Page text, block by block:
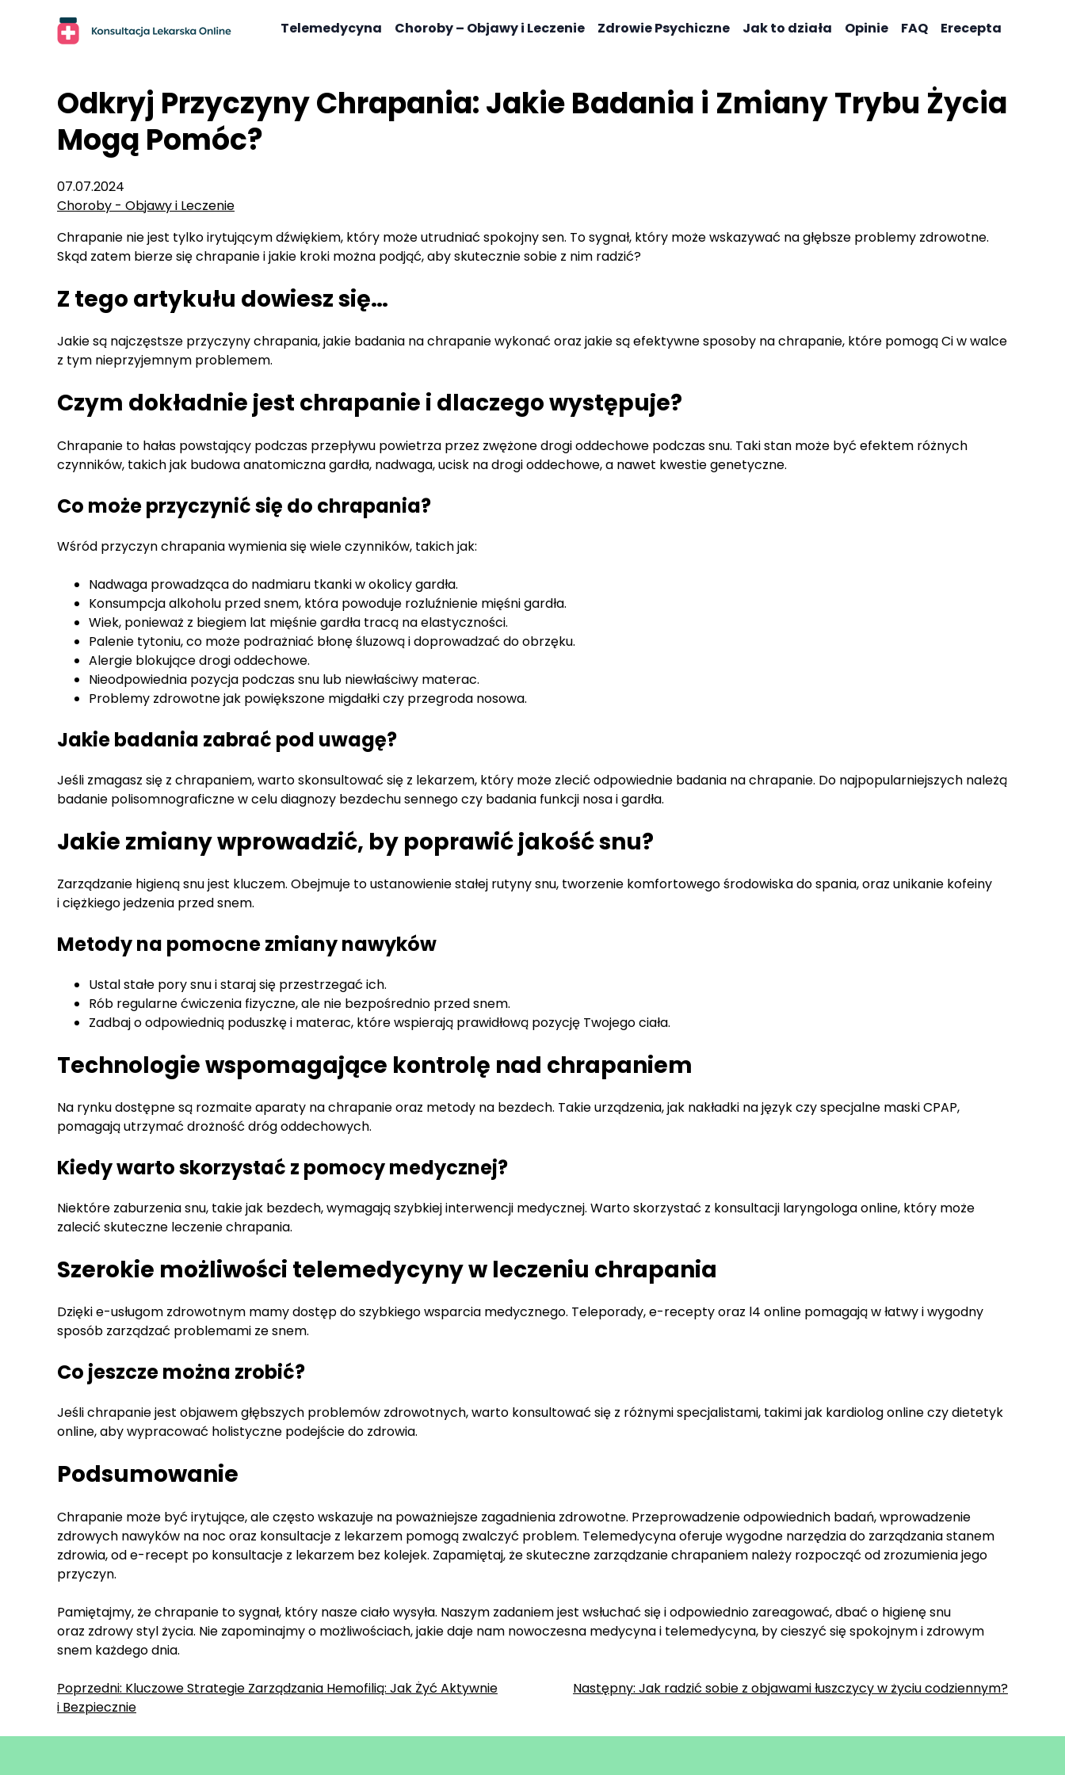
Telemedycyna Choroby – Objawy i Leczenie Zdrowie Psychiczne Jak to działa Opinie FAQ Erecepta
Odkryj Przyczyny Chrapania: Jakie Badania i Zmiany Trybu Życia
Mogą Pomóc?
07.07.2024
Choroby - Objawy i Leczenie
Chrapanie nie jest tylko irytującym dźwiękiem, który może utrudniać spokojny sen. To sygnał, który może wskazywać na głębsze problemy zdrowotne.
Skąd zatem bierze się chrapanie i jakie kroki można podjąć, aby skutecznie sobie z nim radzić?
Z tego artykułu dowiesz się…
Jakie są najczęstsze przyczyny chrapania, jakie badania na chrapanie wykonać oraz jakie są efektywne sposoby na chrapanie, które pomogą Ci w walce
z tym nieprzyjemnym problemem.
Czym dokładnie jest chrapanie i dlaczego występuje?
Chrapanie to hałas powstający podczas przepływu powietrza przez zwężone drogi oddechowe podczas snu. Taki stan może być efektem różnych
czynników, takich jak budowa anatomiczna gardła, nadwaga, ucisk na drogi oddechowe, a nawet kwestie genetyczne.
Co może przyczynić się do chrapania?
Wśród przyczyn chrapania wymienia się wiele czynników, takich jak:
Nadwaga prowadząca do nadmiaru tkanki w okolicy gardła.
Konsumpcja alkoholu przed snem, która powoduje rozluźnienie mięśni gardła.
Wiek, ponieważ z biegiem lat mięśnie gardła tracą na elastyczności.
Palenie tytoniu, co może podrażniać błonę śluzową i doprowadzać do obrzęku.
Alergie blokujące drogi oddechowe.
Nieodpowiednia pozycja podczas snu lub niewłaściwy materac.
Problemy zdrowotne jak powiększone migdałki czy przegroda nosowa.
Jakie badania zabrać pod uwagę?
Jeśli zmagasz się z chrapaniem, warto skonsultować się z lekarzem, który może zlecić odpowiednie badania na chrapanie. Do najpopularniejszych należą
badanie polisomnograficzne w celu diagnozy bezdechu sennego czy badania funkcji nosa i gardła.
Jakie zmiany wprowadzić, by poprawić jakość snu?
Zarządzanie higieną snu jest kluczem. Obejmuje to ustanowienie stałej rutyny snu, tworzenie komfortowego środowiska do spania, oraz unikanie kofeiny
i ciężkiego jedzenia przed snem.
Metody na pomocne zmiany nawyków
Ustal stałe pory snu i staraj się przestrzegać ich.
Rób regularne ćwiczenia fizyczne, ale nie bezpośrednio przed snem.
Zadbaj o odpowiednią poduszkę i materac, które wspierają prawidłową pozycję Twojego ciała.
Technologie wspomagające kontrolę nad chrapaniem
Na rynku dostępne są rozmaite aparaty na chrapanie oraz metody na bezdech. Takie urządzenia, jak nakładki na język czy specjalne maski CPAP,
pomagają utrzymać drożność dróg oddechowych.
Kiedy warto skorzystać z pomocy medycznej?
Niektóre zaburzenia snu, takie jak bezdech, wymagają szybkiej interwencji medycznej. Warto skorzystać z konsultacji laryngologa online, który może
zalecić skuteczne leczenie chrapania.
Szerokie możliwości telemedycyny w leczeniu chrapania
Dzięki e-usługom zdrowotnym mamy dostęp do szybkiego wsparcia medycznego. Teleporady, e-recepty oraz l4 online pomagają w łatwy i wygodny
sposób zarządzać problemami ze snem.
Co jeszcze można zrobić?
Jeśli chrapanie jest objawem głębszych problemów zdrowotnych, warto konsultować się z różnymi specjalistami, takimi jak kardiolog online czy dietetyk
online, aby wypracować holistyczne podejście do zdrowia.
Podsumowanie
Chrapanie może być irytujące, ale często wskazuje na poważniejsze zagadnienia zdrowotne. Przeprowadzenie odpowiednich badań, wprowadzenie
zdrowych nawyków na noc oraz konsultacje z lekarzem pomogą zwalczyć problem. Telemedycyna oferuje wygodne narzędzia do zarządzania stanem
zdrowia, od e-recept po konsultacje z lekarzem bez kolejek. Zapamiętaj, że skuteczne zarządzanie chrapaniem należy rozpocząć od zrozumienia jego
przyczyn.
Pamiętajmy, że chrapanie to sygnał, który nasze ciało wysyła. Naszym zadaniem jest wsłuchać się i odpowiednio zareagować, dbać o higienę snu
oraz zdrowy styl życia. Nie zapominajmy o możliwościach, jakie daje nam nowoczesna medycyna i telemedycyna, by cieszyć się spokojnym i zdrowym
snem każdego dnia.
Zobacz
wpisy
Poprzedni: Kluczowe Strategie Zarządzania Hemofilią: Jak Żyć Aktywnie
i Bezpiecznie
Następny: Jak radzić sobie z objawami łuszczycy w życiu codziennym?